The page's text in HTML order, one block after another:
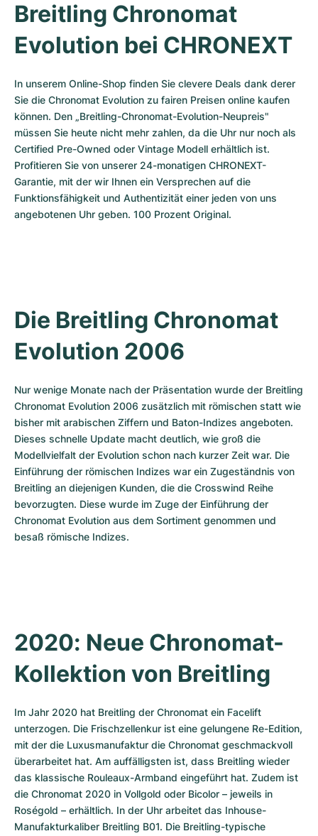
Breitling Chronomat
Evolution bei CHRONEXT
In unserem Online-Shop finden Sie clevere Deals dank derer
Sie die Chronomat Evolution zu fairen Preisen online kaufen
können. Den „Breitling-Chronomat-Evolution-Neupreis"
müssen Sie heute nicht mehr zahlen, da die Uhr nur noch als
Certified Pre-Owned oder Vintage Modell erhältlich ist.
Profitieren Sie von unserer 24-monatigen CHRONEXT-
Garantie, mit der wir Ihnen ein Versprechen auf die
Funktionsfähigkeit und Authentizität einer jeden von uns
angebotenen Uhr geben. 100 Prozent Original.
Die Breitling Chronomat
Evolution 2006
Nur wenige Monate nach der Präsentation wurde der Breitling
Chronomat Evolution 2006 zusätzlich mit römischen statt wie
bisher mit arabischen Ziffern und Baton-Indizes angeboten.
Dieses schnelle Update macht deutlich, wie groß die
Modellvielfalt der Evolution schon nach kurzer Zeit war. Die
Einführung der römischen Indizes war ein Zugeständnis von
Breitling an diejenigen Kunden, die die Crosswind Reihe
bevorzugten. Diese wurde im Zuge der Einführung der
Chronomat Evolution aus dem Sortiment genommen und
besaß römische Indizes.
2020: Neue Chronomat-
Kollektion von Breitling
Im Jahr 2020 hat Breitling der Chronomat ein Facelift
unterzogen. Die Frischzellenkur ist eine gelungene Re-Edition,
mit der die Luxusmanufaktur die Chronomat geschmackvoll
überarbeitet hat. Am auffälligsten ist, dass Breitling wieder
das klassische Rouleaux-Armband eingeführt hat. Zudem ist
die Chronomat 2020 in Vollgold oder Bicolor – jeweils in
Roségold – erhältlich. In der Uhr arbeitet das Inhouse-
Manufakturkaliber Breitling B01. Die Breitling-typische